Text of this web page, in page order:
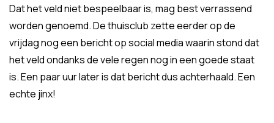
Dat het veld niet bespeelbaar is, mag best verrassend
worden genoemd. De thuisclub zette eerder op de
vrijdag nog een bericht op social media waarin stond dat
het veld ondanks de vele regen nog in een goede staat
is. Een paar uur later is dat bericht dus achterhaald. Een
echte jinx!